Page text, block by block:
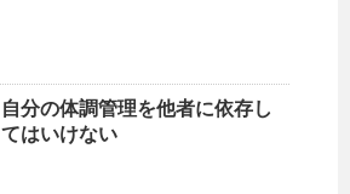
自分の体調管理を他者に依存し
てはいけない